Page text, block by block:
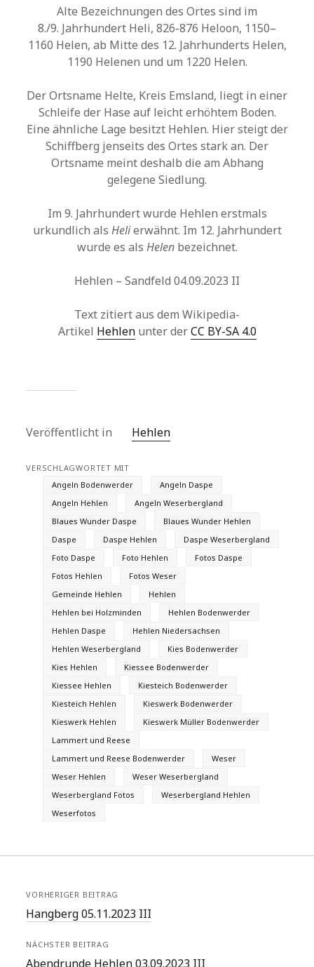
Alte Bezeichnungen des Ortes sind im
8./9. Jahrhundert Heli, 826-876 Heloon, 1150–
1160 Helen, ab Mitte des 12. Jahrhunderts Helen,
1190 Helenen und um 1220 Helen.
Der Ortsname Helte, Kreis Emsland, liegt in einer
Schleife der Hase auf leicht erhöhtem Boden.
Eine ähnliche Lage besitzt Hehlen. Hier steigt der
Schiffberg jenseits des Ortes stark an. Der
Ortsname meint deshalb die am Abhang
gelegene Siedlung.
Im 9. Jahrhundert wurde Hehlen erstmals
urkundlich als Helierwähnt. Im 12. Jahrhundert
wurde es als Helenbezeichnet.
Hehlen – Sandfeld 04.09.2023 II
Text zitiert aus dem Wikipedia-
Artikel Hehlenunter derCC BY-SA 4.0
Veröffentlicht in Hehlen
VERSCHLAGWORTET MIT
Angeln Bodenwerder
Angeln Daspe
Angeln Hehlen
Angeln Weserbergland
Blaues Wunder Daspe
Blaues Wunder Hehlen
Daspe
Daspe Hehlen
Daspe Weserbergland
Foto Daspe
Foto Hehlen
Fotos Daspe
Fotos Hehlen
Fotos Weser
Gemeinde Hehlen
Hehlen
Hehlen bei Holzminden
Hehlen Bodenwerder
Hehlen Daspe
Hehlen Niedersachsen
Hehlen Weserbergland
Kies Bodenwerder
Kies Hehlen
Kiessee Bodenwerder
Kiessee Hehlen
Kiesteich Bodenwerder
Kiesteich Hehlen
Kieswerk Bodenwerder
Kieswerk Hehlen
Kieswerk Müller Bodenwerder
Lammert und Reese
Lammert und Reese Bodenwerder
Weser
Weser Hehlen
Weser Weserbergland
Weserbergland Fotos
Weserbergland Hehlen
Weserfotos
VORHERIGER BEITRAG
Hangberg 05.11.2023 III
NÄCHSTER BEITRAG
Abendrunde Hehlen 03.09.2023 III